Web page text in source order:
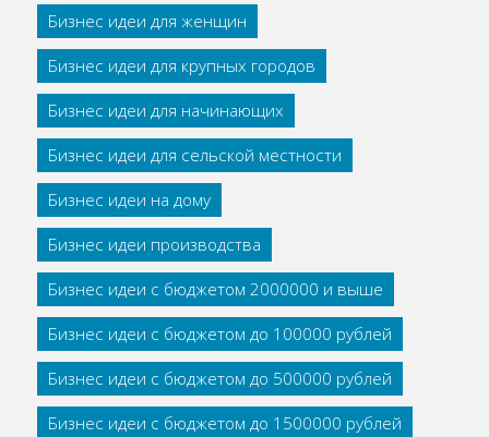
Бизнес идеи для женщин
Бизнес идеи для крупных городов
Бизнес идеи для начинающих
Бизнес идеи для сельской местности
Бизнес идеи на дому
Бизнес идеи производства
Бизнес идеи с бюджетом 2000000 и выше
Бизнес идеи с бюджетом до 100000 рублей
Бизнес идеи с бюджетом до 500000 рублей
Бизнес идеи с бюджетом до 1500000 рублей